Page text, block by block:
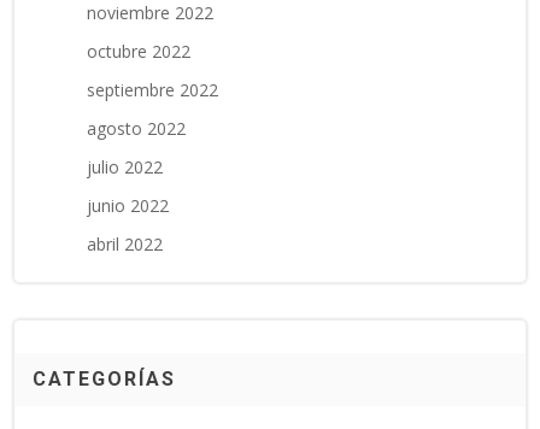
noviembre 2022
octubre 2022
septiembre 2022
agosto 2022
julio 2022
junio 2022
abril 2022
CATEGORÍAS